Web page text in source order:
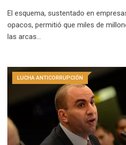
El esquema, sustentado en
opacos, permitió que miles de
las arcas…
LUCHA ANTICORRUPCIÓN